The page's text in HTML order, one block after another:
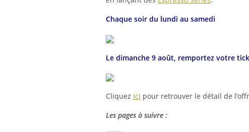
Chaque soir du lundi au samedi
Le dimanche 9 août, remportez votre
Cliquez ici pour retrouver le détail de
Les pages à suivre :